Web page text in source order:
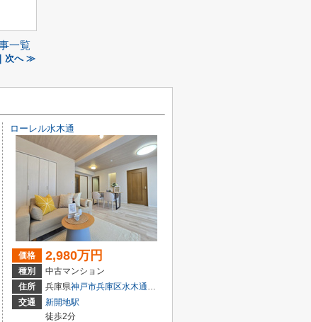
一覧
次へ ≫
目3-1
ローレル水木通
価格 2,980万円
種別
中古マンション
住所
兵庫県神戸市兵庫区水木通１丁目5-26
交通
新開地駅
徒歩2分